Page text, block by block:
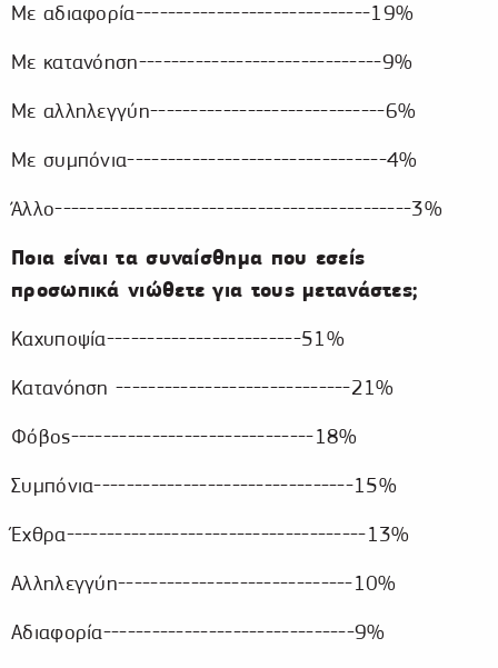
Με αδιαφορία-----------------------------19%
Με κατανόηση------------------------------9%
Με αλληλεγγύη-----------------------------6%
Με συμπόνια--------------------------------4%
Άλλο--------------------------------------------3%
Ποια είναι τα συναίσθημα που εσείς
προσωπικά νιώθετε για τους μετανάστες;
Καχυποψία------------------------51%
Κατανόηση -----------------------------21%
Φόβος------------------------------18%
Συμπόνια--------------------------------15%
Έχθρα-------------------------------------13%
Αλληλεγγύη-----------------------------10%
Αδιαφορία-------------------------------9%